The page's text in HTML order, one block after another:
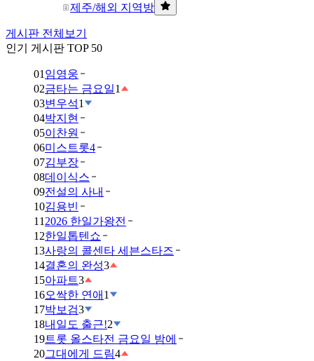
제주/해외 지역방
게시판 전체보기
인기 게시판 TOP 50
01 임영웅
02금타는 금요일1
03변우석1
04박지현
05이찬원
06미스트롯4
07김부장
08데이식스
09전설의 사내
10김용빈
11 2026 한일가왕전
12한일톱텐쇼
13사랑의 콜센타 세븐스타즈
14결혼의 완성3
15아파트3
16오싹한 연애 1
17박보검3
18내일도 출근!2
19트롯 올스타전 금요일 밤에
20그대에게 드림4